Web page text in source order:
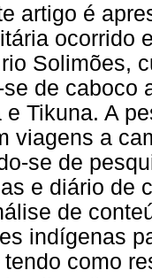
artigo é
ocorrido
Solimões,
de caboco
e Tikuna. A
viagens a
se de
e diário de
de
indígenas
como